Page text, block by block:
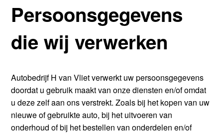
Persoonsgegevens
die wij verwerken
Autobedrijf H van Vliet verwerkt uw persoonsgegevens
doordat u gebruik maakt van onze diensten en/of omdat
u deze zelf aan ons verstrekt. Zoals bij het kopen van uw
nieuwe of gebruikte auto, bij het uitvoeren van
onderhoud of bij het bestellen van onderdelen en/of